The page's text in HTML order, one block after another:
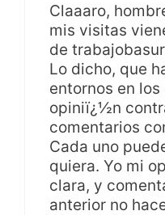
Claaaro,
mis visitas
de
Lo dicho, que
entornos en
opiniï¿½n
comentarios
Cada uno
quiera. Yo mi
clara, y
anterior no